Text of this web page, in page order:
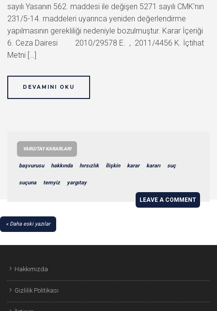
sayılı Yasanın 562. maddesi ile değişen 5271 sayılı CMK’nın
231/5-14. maddeleri uyarınca yeniden değerlendirme
yapılmasının gerekliliği nedeniyle bozulmuştur. Karar İçeriği
6. Ceza Dairesi 2010/29578 E. , 2011/4456 K. İçtihat
Metni […]
DEVAMINI OKU
YARGITAY KARARLARI
başvurusu hakkında hırsızlık İlişkin karar kararı suç
suçuna temyiz yargıtay
LEAVE A COMMENT
YAZI
Daha eski yazılar
Hakkımızda
Gizlilik Politikası